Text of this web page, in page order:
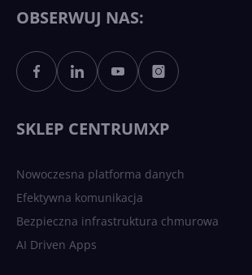
OBSERWUJ NAS:
SKLEP CENTRUMXP
Nowoczesna platforma danych
Efektywna komunikacja
Bezpieczna infrastruktura chmurowa
AI Driven Apps